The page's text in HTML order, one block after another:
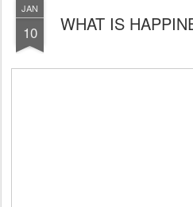
JAN
10 WHAT IS